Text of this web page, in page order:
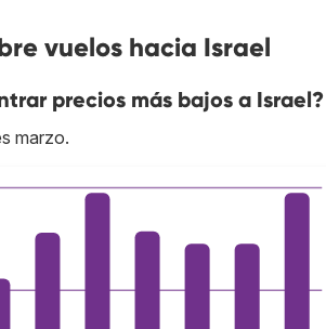
vuelos hacia Israel
precios más bajos a Israel?
marzo.